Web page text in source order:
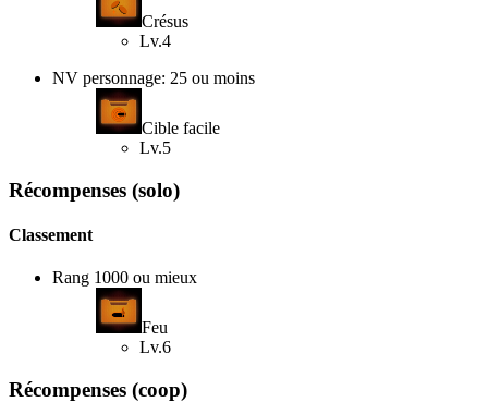
Crésus
Lv.4
NV personnage: 25 ou moins
Cible facile
Lv.5
Récompenses (solo)
Classement
Rang 1000 ou mieux
Feu
Lv.6
Récompenses (coop)